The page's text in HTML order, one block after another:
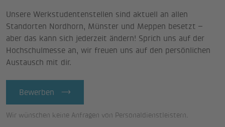
Unsere Werkstudentenstellen sind aktuell an allen
Standorten Nordhorn, Münster und Meppen besetzt –
aber das kann sich jederzeit ändern! Sprich uns auf der
Hochschulmesse an, wir freuen uns auf den persönlichen
Austausch mit dir.
Bewerben
Wir wünschen keine Anfragen von Personaldienstleistern.